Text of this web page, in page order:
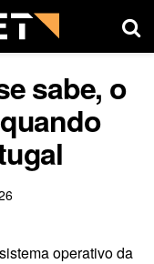
sabe, o
operativo da